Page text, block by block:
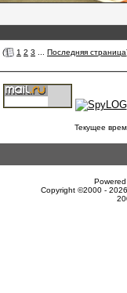
( 1 2 3 Последняя страница
Текущее
Copyright ©2000 -